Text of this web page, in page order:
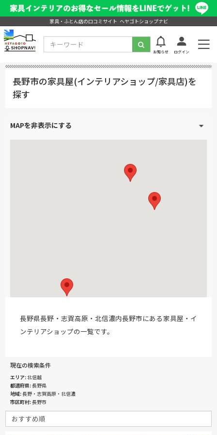
家具・ふとん店の口コミサイト ヘヤゴトショップナビ
お知らせ ログイン
長野市の家具屋(インテリアショップ/家具店)を
探す
長野県長野・志賀高原・北信濃内長野市にある家具屋・イ
ンテリアショップの一覧です。
現在の検索条件
エリア 北信越
都道府県 長野県
地域 長野・志賀高原・北信濃
市区町村 長野市